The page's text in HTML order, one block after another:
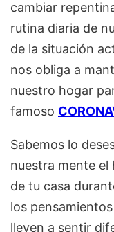
cambiar
rutina diaria de
de la situación
nos obliga a
nuestro hogar
famoso
Sabemos lo
nuestra mente
de tu casa
los
lleven a sentir